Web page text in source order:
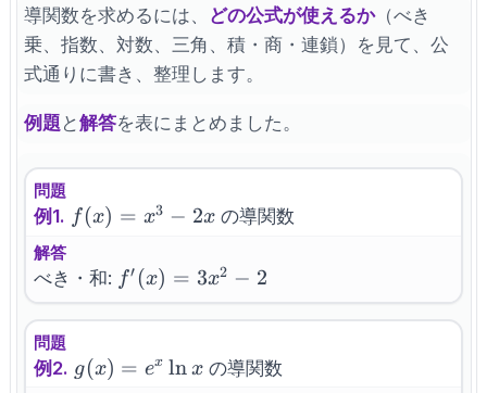
導関数を求めるには、 どの公式が使えるか（べき
乗、指数、対数、三角、積・商・連鎖）を見て、公
式通りに書き、整理します。
例題 と解答を表にまとめました。
問題
例1. f(x)=x^3-
f (x) = x3 − 2xの導関数
解答
べき・和: f^{\prime}
2
f′ (x) = 3x2 − 2
問題
例2. g(x)=e^x
g(x) = ex ln xの導関数